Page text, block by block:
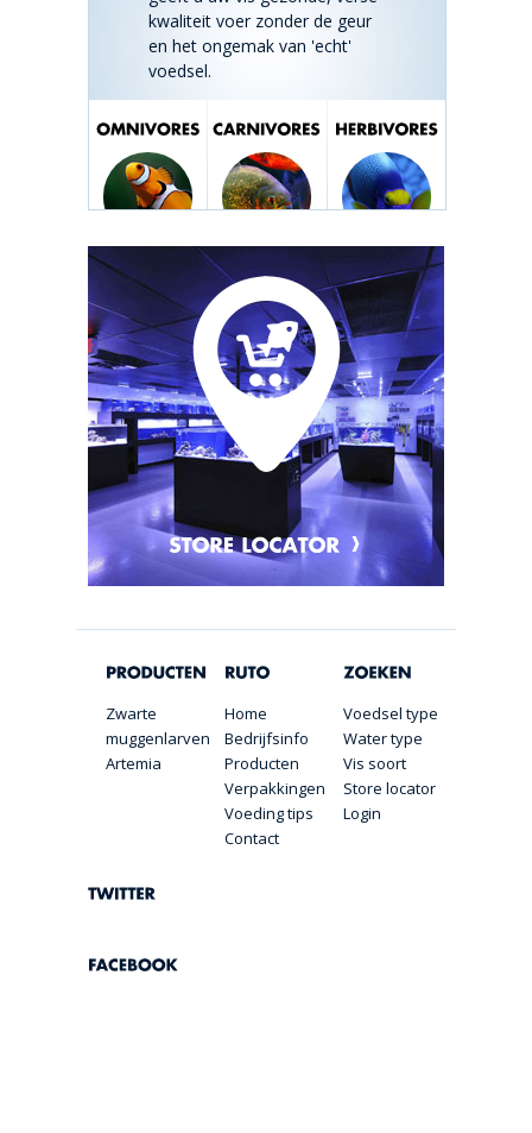
kwaliteit voer zonder de geur
en het ongemak van 'echt'
voedsel.
Zwarte
muggenlarven
Artemia
Home
Bedrijfsinfo
Producten
Verpakkingen
Voeding tips
Contact
Voedsel type
Water type
Vis soort
Store locator
Login